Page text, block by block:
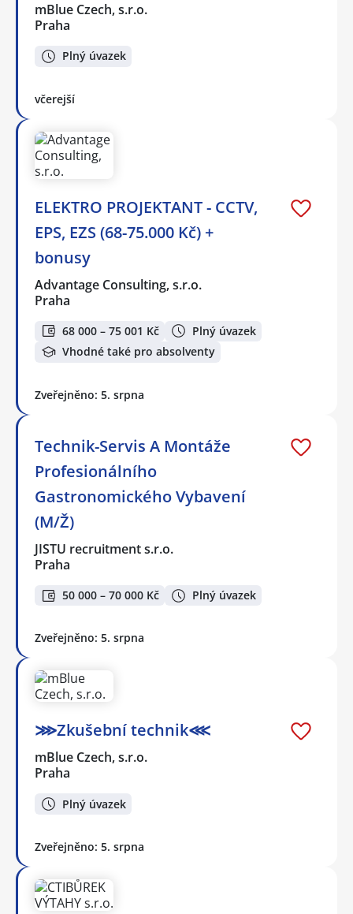
mBlue Czech, s.r.o.
Praha
Plný úvazek
včerejší
ELEKTRO PROJEKTANT - CCTV,
EPS, EZS (68-75.000 Kč) +
bonusy
Advantage Consulting, s.r.o.
Praha
68 000 – 75 001 Kč
Plný úvazek
Vhodné také pro absolventy
Zveřejněno: 5. srpna
Technik-Servis A Montáže
Profesionálního
Gastronomického Vybavení
(M/Ž)
JISTU recruitment s.r.o.
Praha
50 000 – 70 000 Kč Plný úvazek
Zveřejněno: 5. srpna
⋙Zkušební technik⋘
mBlue Czech, s.r.o.
Praha
Plný úvazek
Zveřejněno: 5. srpna